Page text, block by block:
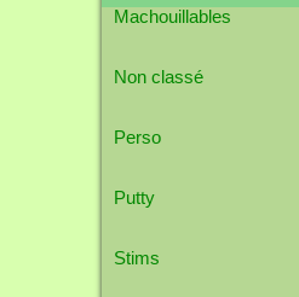
Machouillables
Non classé
Perso
Putty
Stims